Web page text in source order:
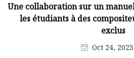
Une collaboration sur un
les étudiants à des
exclus
Oct 24, 2023